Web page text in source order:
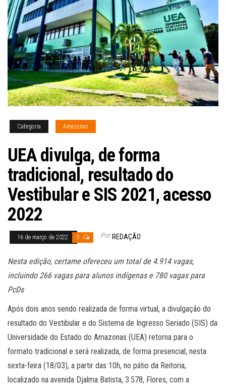
Categoria Amazonas
UEA divulga, de forma
tradicional, resultado do
Vestibular e SIS 2021, acesso
2022
16 de março de 2022 0 Por REDAÇÃO
Nesta edição, certame ofereceu um total de 4.914 vagas,
incluindo 266 vagas para alunos indígenas e 780 vagas para
PcDs
Após dois anos sendo realizada de forma virtual, a divulgação do
resultado do Vestibular e do Sistema de Ingresso Seriado (SIS) da
Universidade do Estado do Amazonas (UEA) retorna para o
formato tradicional e será realizada, de forma presencial, nesta
sexta-feira (18/03), a partir das 10h, no pátio da Reitoria,
localizado na avenida Djalma Batista, 3.578, Flores, com a